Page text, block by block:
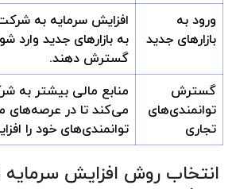
ورود به
بازارهای جدید
افزایش سرمایه به
به بازارهای جدید وارد
گسترش دهند.
گسترش
توانمندی‌های
تجاری
منابع مالی بیشتر به
می‌کند تا در عرصه‌های
توانمندی‌های خود را
انتخاب روش افزایش